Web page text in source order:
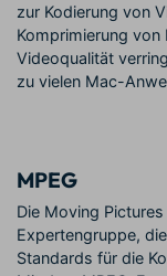
zur Kodierung von
Komprimierung
Videoqualität
zu vielen Mac-
MPEG
Die Moving
Expertengruppe,
Standards für die